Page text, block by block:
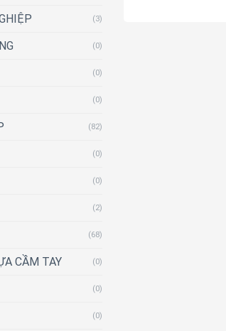
(3)
(0)
(0)
(0)
(82)
(0)
(0)
(2)
(68)
CẦM TAY (0)
(0)
(0)